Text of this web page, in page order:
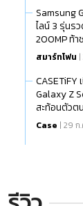
Samsung
ไลน์ 3 รุ่นร
200MP ท้า
สมาร์ทโฟน
CASETiFY
Galaxy Z
สะท้อนตัวต
Case | 29 ก